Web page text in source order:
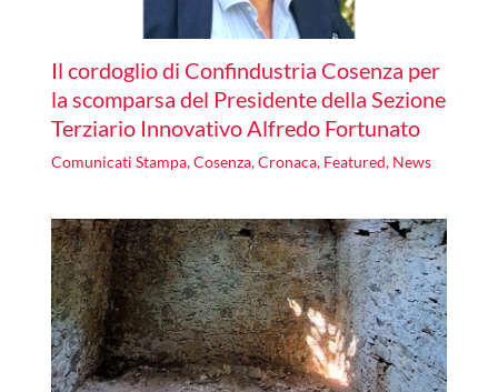
Il cordoglio di Confindustria Cosenza per
la scomparsa del Presidente della Sezione
Terziario Innovativo Alfredo Fortunato
Comunicati Stampa,Cosenza,Cronaca, Featured, News